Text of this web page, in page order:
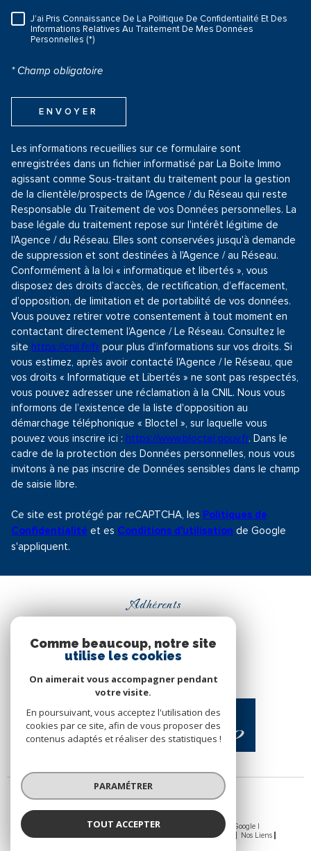
RÈGLEMENTATION
J'ai Pris Connaissance De La Politique De Confidentialité Et Des
Informations Relatives Au Traitement De Mes Données
Personnelles (*)
* Champ obligatoire
ENVOYER
Les informations recueillies sur ce formulaire sont
enregistrées dans un fichier informatisé par La Boite Immo
agissant comme Sous-traitant du traitement pour la gestion
de la clientèle/prospects de l'Agence / du Réseau qui reste
Responsable du Traitement de vos Données personnelles. La
base légale du traitement repose sur l'intérêt légitime de
l'Agence / du Réseau. Elles sont conservées jusqu'à demande
de suppression et sont destinées à l'Agence / au Réseau.
Conformément à la loi « informatique et libertés », vous
disposez des droits d’accès, de rectification, d’effacement,
d’opposition, de limitation et de portabilité de vos données.
Vous pouvez retirer votre consentement à tout moment en
contactant directement l’Agence / Le Réseau. Consultez le
site https://cnil.fr/fr pour plus d’informations sur vos droits. Si
vous estimez, après avoir contacté l'Agence / le Réseau, que
vos droits « Informatique et Libertés » ne sont pas respectés,
vous pouvez adresser une réclamation à la CNIL. Nous vous
informons de l’existence de la liste d'opposition au
démarchage téléphonique « Bloctel », sur laquelle vous
pouvez vous inscrire ici : https://www.bloctel.gouv.fr. Dans le
cadre de la protection des Données personnelles, nous vous
invitons à ne pas inscrire de Données sensibles dans le champ
de saisie libre.
Ce site est protégé par reCAPTCHA, les Politiques de
Confidentialité et es Conditions d'utilisation de Google
s'appliquent.
Adhérents
© 2026 | Tous droits réservés | Traduction powered by Google |
Admin
Nos Liens
Comme beaucoup, notre site
utilise les cookies
On aimerait vous accompagner pendant
votre visite.
En poursuivant, vous acceptez l'utilisation des
cookies par ce site, afin de vous proposer des
contenus adaptés et réaliser des statistiques !
PARAMÉTRER
TOUT ACCEPTER